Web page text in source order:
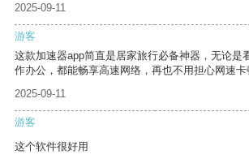
2025-09-11
游客
这款加速器app简直是居家旅行必备神器，无论是
作办公，都能畅享高速网络，再也不用担心网速卡
2025-09-11
游客
这个软件很好用